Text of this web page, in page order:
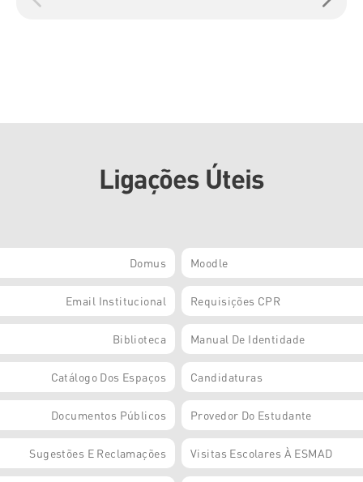
Ligações Úteis
Domus Moodle
Email Institucional Requisições CPR
Biblioteca Manual De Identidade
Catálogo Dos Espaços Candidaturas
Documentos Públicos Provedor Do Estudante
Sugestões E Reclamações Visitas Escolares À ESMAD